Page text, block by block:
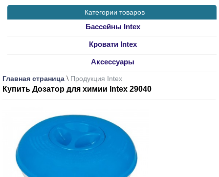
Категории товаров
Бассейны Intex
Кровати Intex
Аксессуары
Главная страница \ Продукция Intex
Купить Дозатор для химии Intex 29040